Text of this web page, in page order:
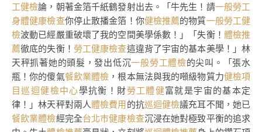
工健檢論，朝著金箔千紙鶴發射出去。「牛先生！請一般勞工
身體健康檢查你停止散播金箔！你健檢推薦的物質一般勞工健
檢波動已經嚴重破壞了我的空間美學係數！」「失衡！ 體檢推
薦徹底的失衡！ 勞工健康檢查這違背了宇宙的基本美學！」林
天秤抓著她的頭髮，發出低沉一般勞工體檢的尖叫。「張水
瓶！你的傻氣餐飲業體檢 ，根本無法與我的噸級物質力健檢項
目巡迴健檢中心學抗衡！財勞工體健富就是宇宙的基本定
律！」林天秤對兩人體檢費用的抗巡迴健檢議充耳不聞，她已
餐飲業體檢經完全台北巿健康檢查沉浸在她對極致平衡的追求